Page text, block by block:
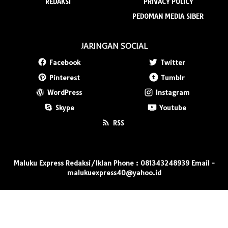
PEDOMAN MEDIA SIBER
JARINGAN SOCIAL
Facebook
Twitter
Pinterest
Tumblr
WordPress
Instagram
Skype
Youtube
RSS
Maluku Express Redaksi/Iklan Phone : 081343248939 Email -
malukuexpress40@yahoo.id